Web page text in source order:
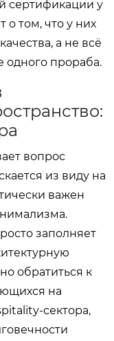
сертификации у
о том, что у них
а не всё
одного прораба.
вопрос
из виду на
важен
заполняет
обратиться к
на
сектора,